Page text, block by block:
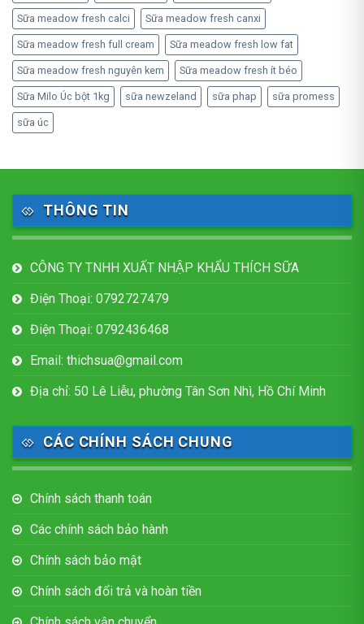
Sữa meadow fresh calci Sữa meadow fresh canxi
Sữa meadow fresh full cream Sữa meadow fresh low fat
Sữa meadow fresh nguyên kem Sữa meadow fresh ít béo
Sữa Milo Úc bột 1kg sữa newzeland sữa phap sữa promess
sữa úc
THÔNG TIN
CÔNG TY TNHH XUẤT NHẬP KHẨU THÍCH SỮA
Điện Thoại: 0792727479
Điện Thoại: 0792436468
Email: thichsua@gmail.com
Địa chỉ: 50 Lê Liễu, phường Tân Sơn Nhì, Hồ Chí Minh
CÁC CHÍNH SÁCH CHUNG
Chính sách thanh toán
Các chính sách bảo hành
Chính sách bảo mật
Chính sách đổi trả và hoàn tiền